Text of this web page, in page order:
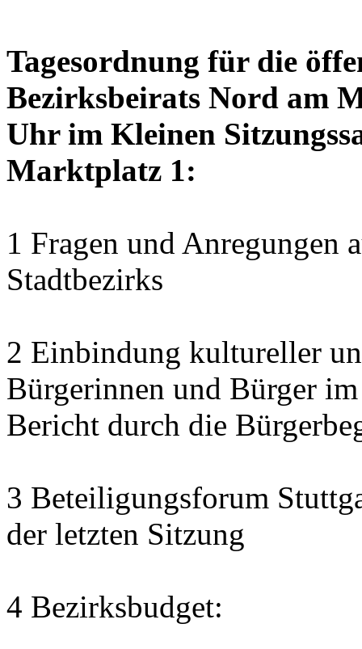
Tagesordnung für die
Bezirksbeirats Nord am
Uhr im Kleinen
Marktplatz 1:
1 Fragen und Anregungen
Stadtbezirks
2 Einbindung kultureller
Bürgerinnen und Bürger
Bericht durch die
3 Beteiligungsforum
der letzten Sitzung
4 Bezirksbudget: